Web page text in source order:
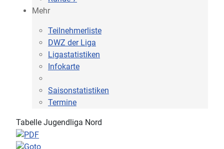
Mehr
Teilnehmerliste
DWZ der Liga
Ligastatistiken
Infokarte
Saisonstatistiken
Termine
Tabelle Jugendliga Nord